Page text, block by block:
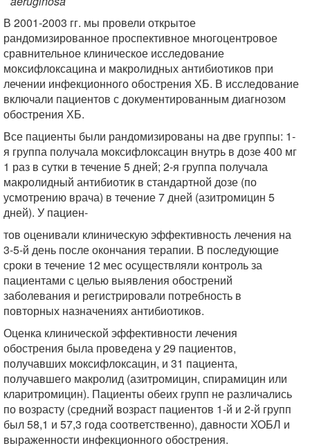
В 2001-2003 гг. мы провели открытое
рандомизированное проспективное многоцентровое
сравнительное клиническое исследование
моксифлоксацина и макролидных антибиотиков при
лечении инфекционного обострения ХБ. В исследование
включали пациентов с документированным диагнозом
обострения ХБ.
Все пациенты были рандомизированы на две группы: 1-
я группа получала моксифлоксацин внутрь в дозе 400 мг
1 раз в сутки в течение 5 дней; 2-я группа получала
макролидный антибиотик в стандартной дозе (по
усмотрению врача) в течение 7 дней (азитромицин 5
дней). У пациен-
тов оценивали клиническую эффективность лечения на
3-5-й день после окончания терапии. В последующие
сроки в течение 12 мес осуществляли контроль за
пациентами с целью выявления обострений
заболевания и регистрировали потребность в
повторных назначениях антибиотиков.
Оценка клинической эффективности лечения
обострения была проведена у 29 пациентов,
получавших моксифлоксацин, и 31 пациента,
получавшего макролид (азитромицин, спирамицин или
кларитромицин). Пациенты обеих групп не различались
по возрасту (средний возраст пациентов 1-й и 2-й групп
был 58,1 и 57,3 года соответственно), давности ХОБЛ и
выраженности инфекционного обострения.